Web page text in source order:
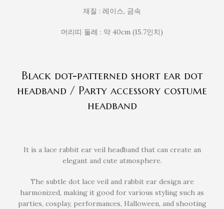
재질 : 레이스, 금속
머리띠 둘레 : 약 40cm (15.7인치)
Black dot-patterned short ear dot
headband / Party accessory costume
headband
It is a lace rabbit ear veil headband that can create an
elegant and cute atmosphere.
The subtle dot lace veil and rabbit ear design are
harmonized, making it good for various styling such as
parties, cosplay, performances, Halloween, and shooting